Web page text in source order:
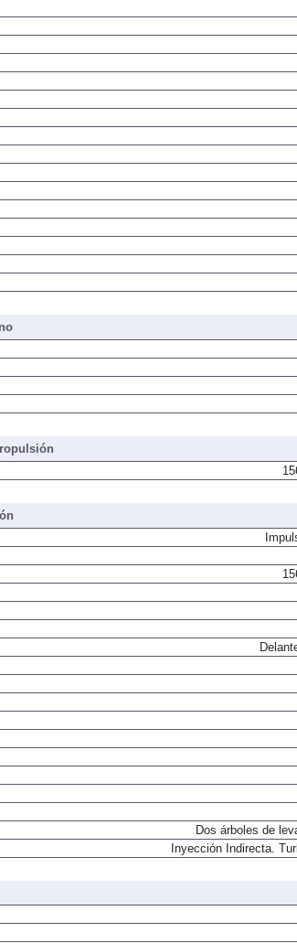
Dos árboles de
Inyección Indirecta.